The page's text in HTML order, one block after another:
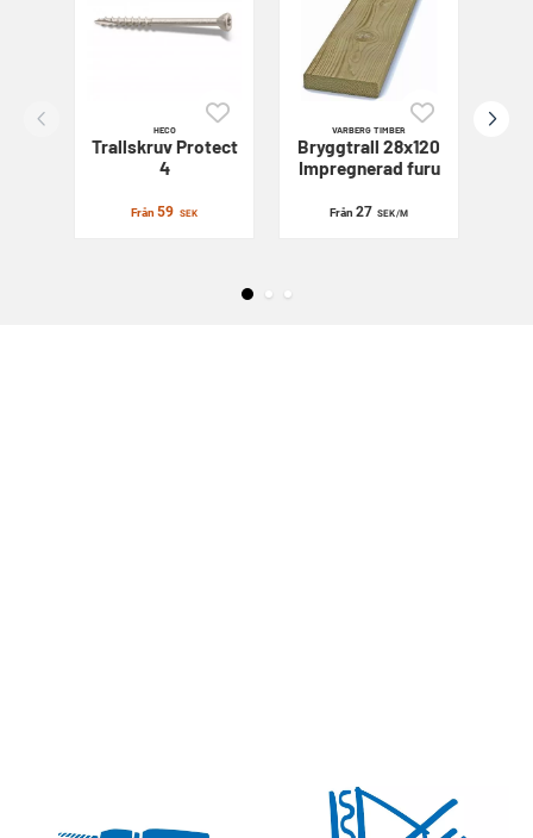
HECO
TrallskruvProtect
4
Från59 SEK
VARBERG TIMBER
Bryggtrall 28x120
Impregnerad furu
Från 27 SEK/M